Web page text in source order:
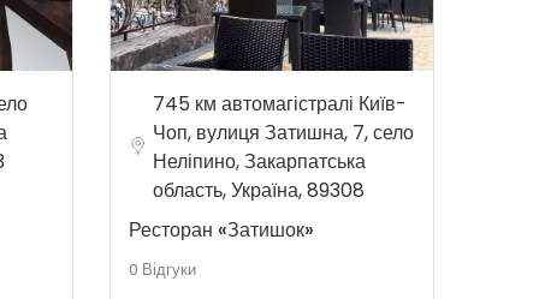
745 км автомагістралі Київ-
Чоп, вулиця Затишна, 7, село
Неліпино, Закарпатська
область, Україна, 89308
Ресторан «Затишок»
0 Відгуки